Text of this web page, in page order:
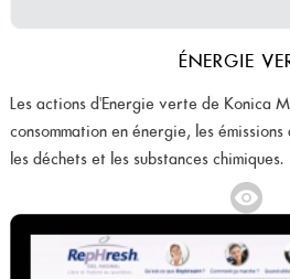
ÉNERGIE
Les actions d'Energie verte de Konica
consommation en énergie, les
les déchets et les substances chimiques.